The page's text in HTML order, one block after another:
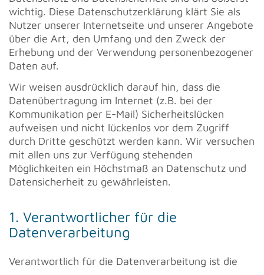
wichtig. Diese Datenschutzerklärung klärt Sie als
Nutzer unserer Internetseite und unserer Angebote
über die Art, den Umfang und den Zweck der
Erhebung und der Verwendung personenbezogener
Daten auf.
Wir weisen ausdrücklich darauf hin, dass die
Datenübertragung im Internet (z.B. bei der
Kommunikation per E-Mail) Sicherheitslücken
aufweisen und nicht lückenlos vor dem Zugriff
durch Dritte geschützt werden kann. Wir versuchen
mit allen uns zur Verfügung stehenden
Möglichkeiten ein Höchstmaß an Datenschutz und
Datensicherheit zu gewährleisten.
1. Verantwortlicher für die
Datenverarbeitung
Verantwortlich für die Datenverarbeitung ist die